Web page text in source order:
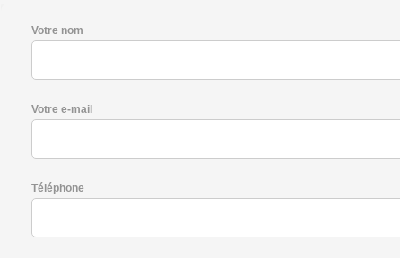
Votre nom
Votre e-mail
Téléphone